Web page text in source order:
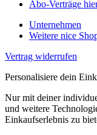
Abo-Verträge
Unternehmen
Weitere nice
Vertrag widerrufen
Personalisiere dein
Nur mit deiner
und weitere
Einkaufserlebnis zu